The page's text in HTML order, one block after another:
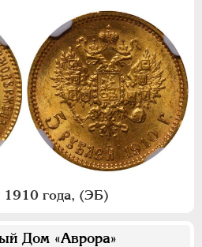
1910 года, (ЭБ)
Дом «Аврора»